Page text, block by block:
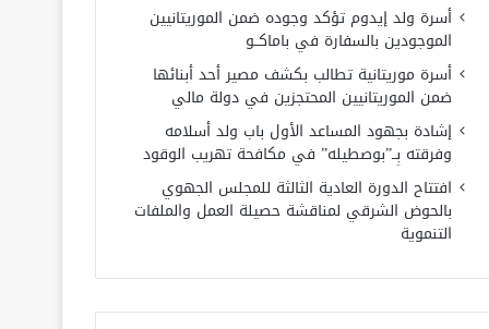
أسرة ولد إيدوم تؤكد وجوده ضمن الموريتانيين
الموجودين بالسفارة في باماكــو
أسرة موريتانية تطالب بكشف مصير أحد أبنائها
ضمن الموريتانيين المحتجزين في دولة مالي
إشادة بجهود المساعد الأول باب ولد أسلامه
وفرقته بِــ”بوصطيله” في مكافحة تهريب الوقود
افتتاح الدورة العادية الثالثة للمجلس الجهوي
بالحوض الشرقي لمناقشة حصيلة العمل والملفات
التنموية